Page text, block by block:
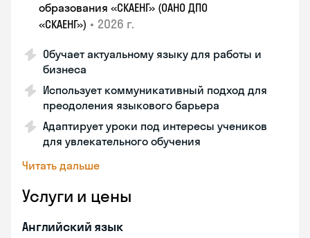
образования «СКАЕНГ» (ОАНО ДПО
«СКАЕНГ») • 2026 г.
Обучает актуальному языку для работы и
бизнеса
Использует коммуникативный подход для
преодоления языкового барьера
Адаптирует уроки под интересы учеников
для увлекательного обучения
Читать дальше
Услуги и цены
Английский язык